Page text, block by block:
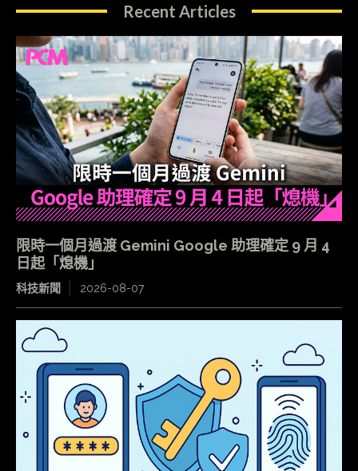
Recent Articles
限時一個月過渡 Gemini Google 助理確定 9 月 4
日起「熄機」
科技新聞 2026-08-07